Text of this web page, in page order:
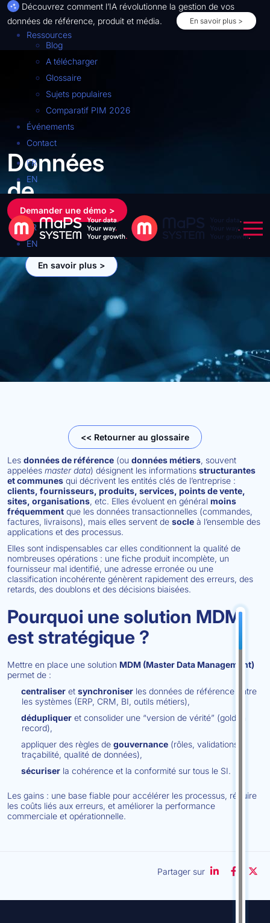
Découvrez comment l’IA révolutionne la gestion de vos
données de référence, produit et média.
En savoir plus >
Ressources
Blog
A télécharger
Glossaire
Sujets populaires
Comparatif PIM 2026
Événements
Contact
FR
EN
Demander une démo >
FR
EN
Données
de
référence
En savoir plus >
<< Retourner au glossaire
Les données de référence (ou données métiers, souvent
appelées master data) désignent les informations structurantes
et communes qui décrivent les entités clés de l’entreprise :
clients, fournisseurs, produits, services, points de vente,
sites, organisations, etc. Elles évoluent en général moins
fréquemment que les données transactionnelles (commandes,
factures, livraisons), mais elles servent de socle à l’ensemble des
applications et des processus.
Elles sont indispensables car elles conditionnent la qualité de
nombreuses opérations : une fiche produit incomplète, un
fournisseur mal identifié, une adresse erronée ou une
classification incohérente génèrent rapidement des erreurs, des
retards, des doublons et des décisions biaisées.
Pourquoi une solution MDM
est stratégique ?
Mettre en place une solution MDM (Master Data Management)
permet de :
centraliser et synchroniser les données de référence entre
les systèmes (ERP, CRM, BI, outils métiers),
dédupliquer et consolider une “version de vérité” (golden
record),
appliquer des règles de gouvernance (rôles, validations,
traçabilité, qualité de données),
sécuriser la cohérence et la conformité sur tous le SI.
Les gains : une base fiable pour accélérer les processus, réduire
les coûts liés aux erreurs, et améliorer la performance
commerciale et opérationnelle.
Partager sur